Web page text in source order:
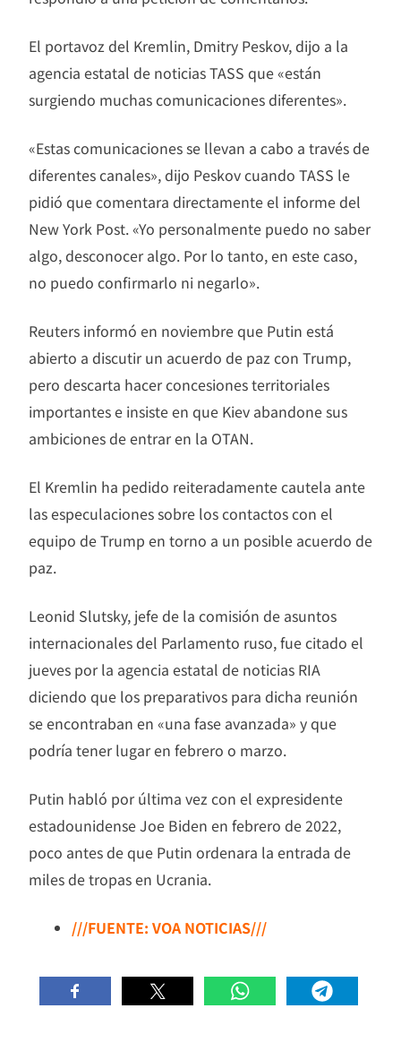
El portavoz del Kremlin, Dmitry Peskov, dijo a la
agencia estatal de noticias TASS que «están
surgiendo muchas comunicaciones diferentes».
«Estas comunicaciones se llevan a cabo a través de
diferentes canales», dijo Peskov cuando TASS le
pidió que comentara directamente el informe del
New York Post. «Yo personalmente puedo no saber
algo, desconocer algo. Por lo tanto, en este caso,
no puedo confirmarlo ni negarlo».
Reuters informó en noviembre que Putin está
abierto a discutir un acuerdo de paz con Trump,
pero descarta hacer concesiones territoriales
importantes e insiste en que Kiev abandone sus
ambiciones de entrar en la OTAN.
El Kremlin ha pedido reiteradamente cautela ante
las especulaciones sobre los contactos con el
equipo de Trump en torno a un posible acuerdo de
paz.
Leonid Slutsky, jefe de la comisión de asuntos
internacionales del Parlamento ruso, fue citado el
jueves por la agencia estatal de noticias RIA
diciendo que los preparativos para dicha reunión
se encontraban en «una fase avanzada» y que
podría tener lugar en febrero o marzo.
Putin habló por última vez con el expresidente
estadounidense Joe Biden en febrero de 2022,
poco antes de que Putin ordenara la entrada de
miles de tropas en Ucrania.
///FUENTE: VOA NOTICIAS///